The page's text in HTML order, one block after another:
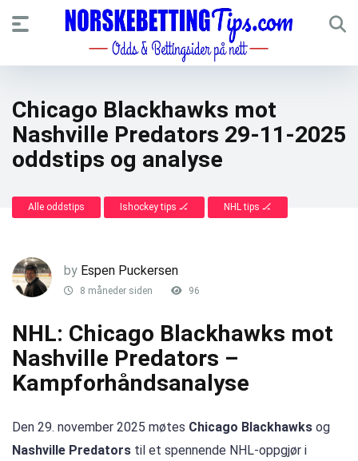
Chicago Blackhawks mot
Nashville Predators 29-11-2025
oddstips og analyse
Alle oddstips Ishockey tips 🏒 NHL tips 🏒
by Espen Puckersen
8 måneder siden 96
NHL: Chicago Blackhawks mot
Nashville Predators –
Kampforhåndsanalyse
Den 29. november 2025 møtes Chicago Blackhawks og
Nashville Predators til et spennende NHL-oppgjør i